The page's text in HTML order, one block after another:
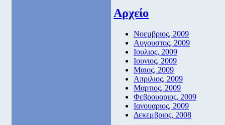
Αρχείο
Νοεμβριος, 2009
Αυγουστος, 2009
Ιουλιος, 2009
Ιουνιος, 2009
Μαιος, 2009
Απριλιος, 2009
Μαρτιος, 2009
Φεβρουαριος, 2009
Ιανουαριος, 2009
Δεκεμβριος, 2008